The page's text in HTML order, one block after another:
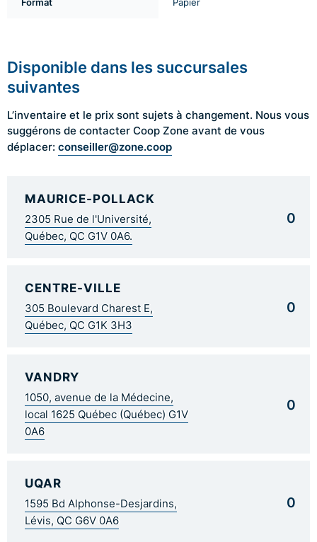
Disponible dans les succursales
suivantes
L’inventaire et le prix sont sujets à changement. Nous vous
suggérons de contacter Coop Zone avant de vous
déplacer: conseiller@zone.coop
MAURICE-POLLACK
2305 Rue de l'Université,
Québec, QC G1V 0A6.
0
CENTRE-VILLE
305 Boulevard Charest E,
Québec, QC G1K 3H3
0
VANDRY
1050, avenue de la Médecine,
local 1625 Québec (Québec) G1V
0A6
0
UQAR
1595 Bd Alphonse-Desjardins,
Lévis, QC G6V 0A6
0